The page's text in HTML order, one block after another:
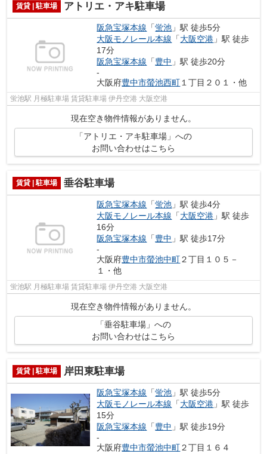
賃貸 | 駐車場 アトリエ・アキ駐車場
阪急宝塚本線 「蛍池 」駅 徒歩5分
大阪モノレール本線 「大阪空港 」駅 徒歩
17分
阪急宝塚本線 「豊中 」駅 徒歩20分
-
大阪府豊中市螢池西町１丁目２０１・他
蛍池駅 月極駐車場 賃貸駐車場 伊丹空港 大阪空港
現在空き物件情報がありません。
「アトリエ・アキ駐車場」への
お問い合わせはこちら
賃貸 | 駐車場 垂谷駐車場
阪急宝塚本線 「蛍池 」駅 徒歩4分
大阪モノレール本線 「大阪空港 」駅 徒歩
16分
阪急宝塚本線 「豊中 」駅 徒歩17分
-
大阪府豊中市螢池中町２丁目１０５－
１・他
蛍池駅 月極駐車場 賃貸駐車場 伊丹空港 大阪空港
現在空き物件情報がありません。
「垂谷駐車場」への
お問い合わせはこちら
賃貸 | 駐車場 岸田東駐車場
阪急宝塚本線 「蛍池 」駅 徒歩5分
大阪モノレール本線 「大阪空港 」駅 徒歩
15分
阪急宝塚本線 「豊中 」駅 徒歩19分
-
大阪府豊中市螢池中町２丁目１６４